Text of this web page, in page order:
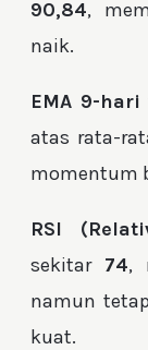
90,84,
naik.
EMA 9-hari
atas rata-
momentum
RSI
sekitar 74,
namun
kuat.